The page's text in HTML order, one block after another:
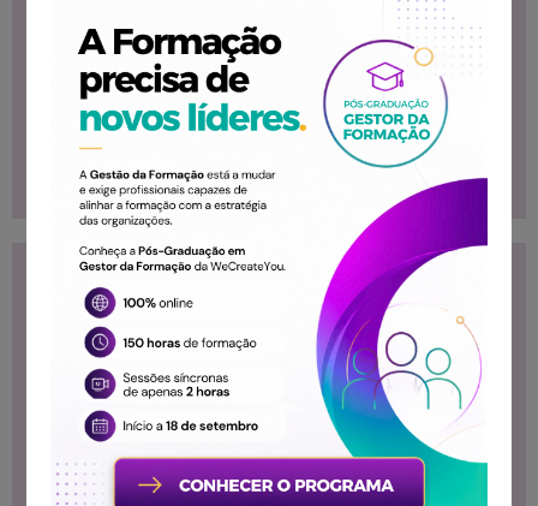
informação em
bases de dados
Proteger e
partilhar ficheiros
de Excel
Conteúdo
Programático
Paginação e
Impressão
Gráficos
Filtrar e Ordenar a
Destinatários
Todos os
interessados em
potenciar o uso
desta ferramenta.